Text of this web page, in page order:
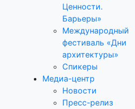
Ценности.
Барьеры»
Международный
фестиваль «Дни
архитектуры»
Спикеры
Медиа-центр
Новости
Пресс-релиз